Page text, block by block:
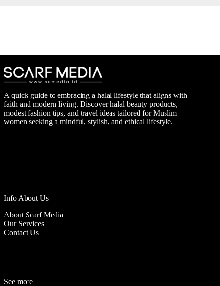
A quick guide to embracing a halal lifestyle that aligns with
faith and modern living. Discover halal beauty products,
modest fashion tips, and travel ideas tailored for Muslim
women seeking a mindful, stylish, and ethical lifestyle.
Info About Us
About Scarf Media
Our Services
Contact Us
See more